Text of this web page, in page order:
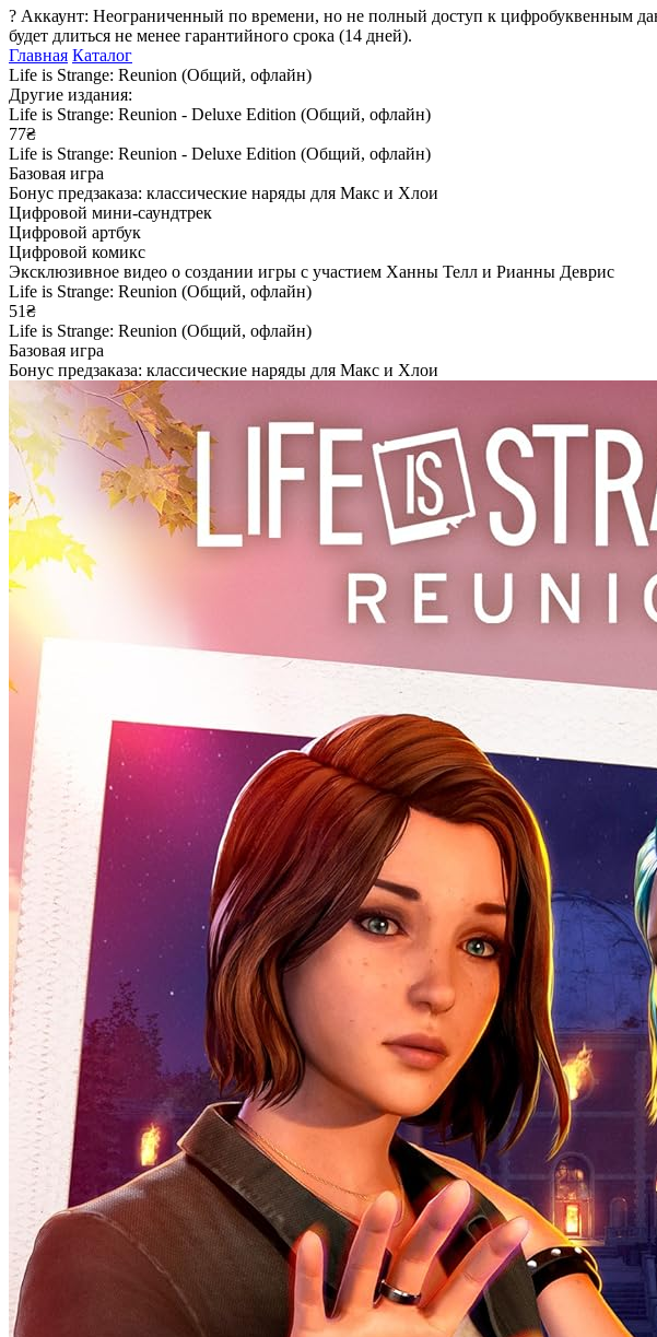
? Аккаунт: Неограниченный по времени, но не полный доступ к цифробуквенным
будет длиться не менее гарантийного срока (14 дней).
Главная Каталог
Life is Strange: Reunion (Общий, офлайн)
Другие издания:
Life is Strange: Reunion - Deluxe Edition (Общий, офлайн)
77₴
Life is Strange: Reunion - Deluxe Edition (Общий, офлайн)
Базовая игра
Бонус предзаказа: классические наряды для Макс и Хлои
Цифровой мини-саундтрек
Цифровой артбук
Цифровой комикс
Эксклюзивное видео о создании игры с участием Ханны Телл и Рианны Деврис
Life is Strange: Reunion (Общий, офлайн)
51₴
Life is Strange: Reunion (Общий, офлайн)
Базовая игра
Бонус предзаказа: классические наряды для Макс и Хлои